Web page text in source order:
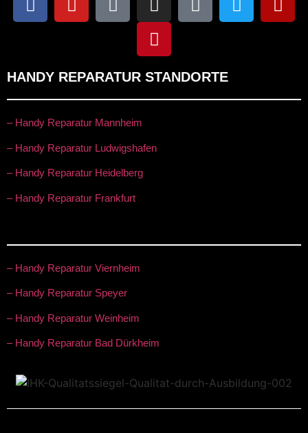
HANDY REPARATUR STANDORTE
– Handy Reparatur Mannheim
– Handy Reparatur Ludwigshafen
– Handy Reparatur Heidelberg
– Handy Reparatur Frankfurt
– Handy Reparatur Viernheim
– Handy Reparatur Speyer
– Handy Reparatur Weinheim
– Handy Reparatur Bad Dürkheim